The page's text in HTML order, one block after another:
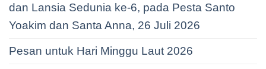
dan Lansia Sedunia ke-6, pada Pesta Santo
Yoakim dan Santa Anna, 26 Juli 2026
Pesan untuk Hari Minggu Laut 2026